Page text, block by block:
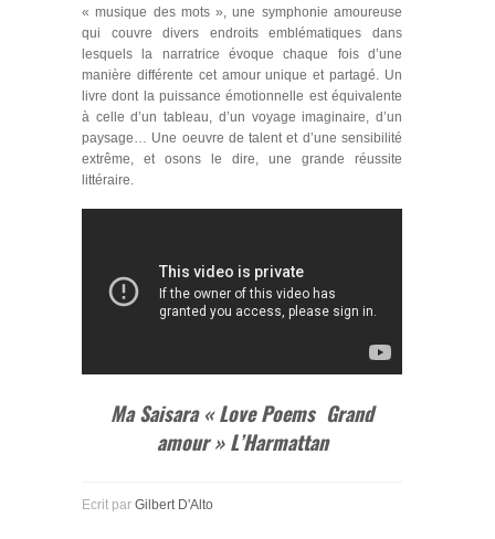
« musique des mots », une symphonie amoureuse
qui couvre divers endroits emblématiques dans
lesquels la narratrice évoque chaque fois d’une
manière différente cet amour unique et partagé. Un
livre dont la puissance émotionnelle est équivalente
à celle d’un tableau, d’un voyage imaginaire, d’un
paysage… Une oeuvre de talent et d’une sensibilité
extrême, et osons le dire, une grande réussite
littéraire.
Ma Saisara « Love Poems Grand
amour » L’Harmattan
Ecrit par Gilbert D'Alto